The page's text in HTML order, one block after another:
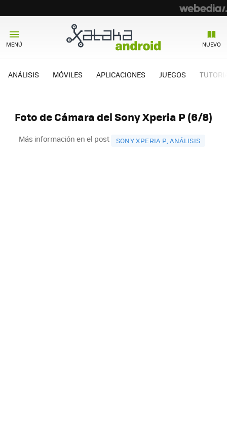
MENÚ NUEVO
ANÁLISIS MÓVILES APLICACIONES JUEGOS
Foto de Cámara del Sony Xperia P (6/8)
Más información en el post SONY XPERIA P, ANÁLISIS